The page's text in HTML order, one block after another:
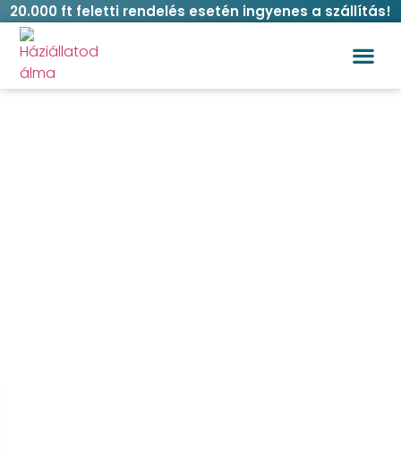
20.000 ft feletti rendelés esetén ingyenes a szállítás!